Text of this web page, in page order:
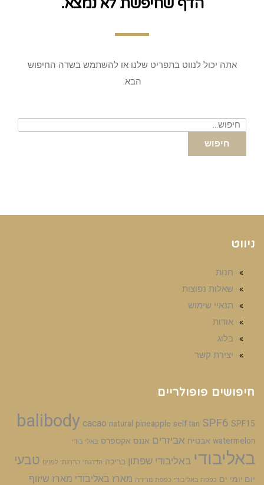
הדף שחיפשת לא נמצא.
אתה יכול לנווט בתפריט שלנו או להשתמש בשדה החיפוש
הבא:
חיפוש
עבור:
חיפוש
ניווט
חנות
שאלות נפוצות
תנאיי שימוש
אודות
בלוג
יצירת קשר
חיפושים פופולריים
balibody cacao natural pineapple self tan SPF6 SPF15
watermelon אבטיח אביזרים אננס אקספרס באלי בודי
באליבודי באליבודי שפתון בריכה הדרגתי הדרגתי לפנים טבעי
יום יומי ים כפפת באליבודי כפפת מריחה מארז באליבודי מארז שיזוף